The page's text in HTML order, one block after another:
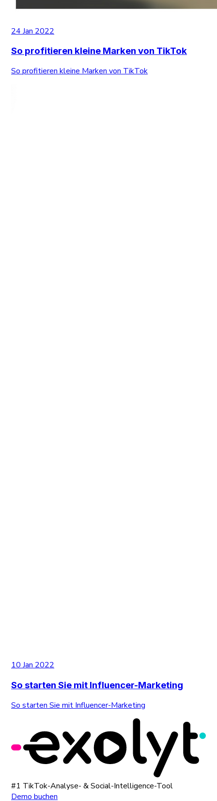
24 Jan 2022
So profitieren kleine Marken von TikTok
So profitieren kleine Marken von TikTok
10 Jan 2022
So starten Sie mit Influencer-Marketing
So starten Sie mit Influencer-Marketing
#1 TikTok-Analyse- & Social-Intelligence-Tool
Demo buchen